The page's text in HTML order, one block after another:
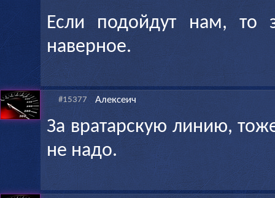
Если подойдут нам, то
наверное.
#15377 Алексеич
За вратарскую линию,
не надо.